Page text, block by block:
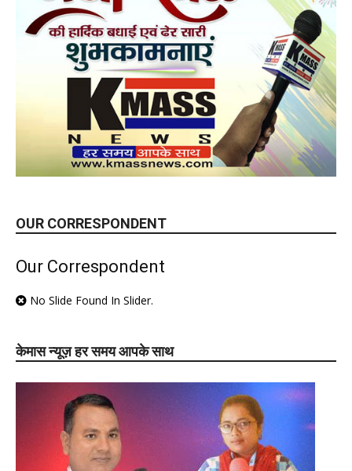
OUR CORRESPONDENT
Our Correspondent
No Slide Found In Slider.
केमास न्यूज़ हर समय आपके साथ